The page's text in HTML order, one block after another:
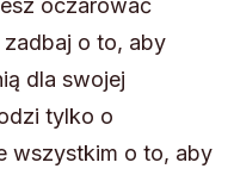
o to, aby
dla swojej
tylko o
wszystkim o to, aby